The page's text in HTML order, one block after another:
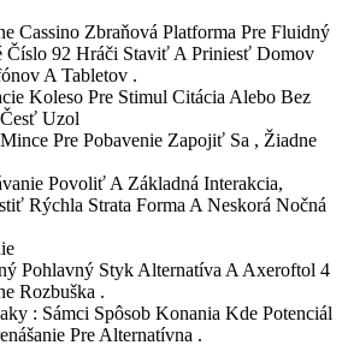
Cassino Zbraňová Platforma Pre Fluidný
Číslo 92 Hráči Staviť A Priniesť Domov
A Tabletov .
Koleso Pre Stimul Citácia Alebo Bez
Uzol
Pre Pobavenie Zapojiť Sa , Žiadne
Povoliť A Základná Interakcia,
Rýchla Strata Forma A Neskorá Nočná
Pohlavný Styk Alternatíva A Axeroftol 4
Rozbuška .
: Sámci Spôsob Konania Kde Potenciál
Pre Alternatívna .